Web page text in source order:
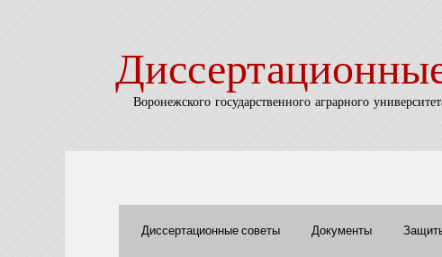
Воронежского государственного аграрного
Диссертационные советы Документы